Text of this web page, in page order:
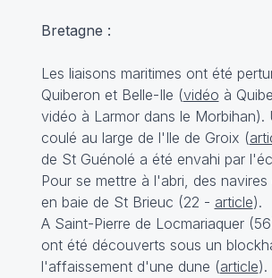
Bretagne :
Les liaisons maritimes ont été
Quiberon et Belle-Ile (vidéo à
vidéo à Larmor dans le Morbihan).
coulé au large de l'Ile de Groix (
de St Guénolé a été envahi par
Pour se mettre à l'abri, des
en baie de St Brieuc (22 - article).
A Saint-Pierre de Locmariaquer
ont été découverts sous un
l'affaissement d'une dune (article).